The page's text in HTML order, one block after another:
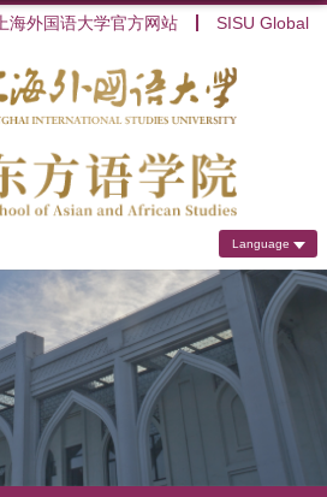
上海外国语大学官方网站 SISU Global
Language